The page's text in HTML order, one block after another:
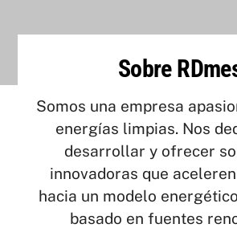
Sobre
Somos una empresa
energías limpias. Nos
desarrollar y ofrecer
innovadoras que
hacia un modelo
basado en fuentes